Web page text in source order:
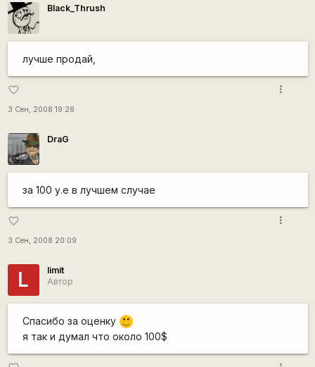
Black_Thrush
лучше продай,
favorite_border
3 Сен, 2008 19:28
more_vert
DraG
за 100 у.е в лучшем случае
favorite_border
3 Сен, 2008 20:09
more_vert
L
limit
Автор
Спасибо за оценку :)
я так и думал что около 100$